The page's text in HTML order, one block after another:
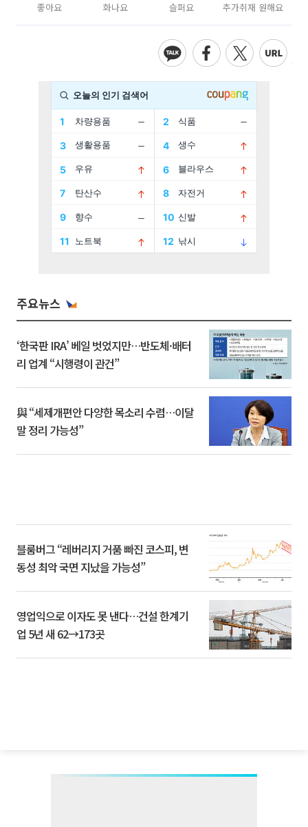
좋아요 화나요 슬퍼요 추가취재 원해요
주요뉴스
‘한국판 IRA’ 베일 벗었지만…반도체·배터
리 업계 “시행령이 관건”
與 “세제개편안 다양한 목소리 수렴…이달
말 정리 가능성”
블룸버그 “레버리지 거품 빠진 코스피, 변
동성 최악 국면 지났을 가능성”
영업익으로 이자도 못 낸다…건설 한계기
업 5년 새 62→173곳